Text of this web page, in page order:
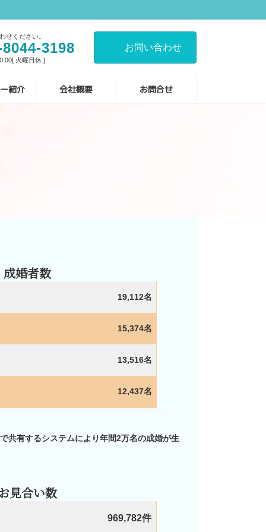
せください。
3198
火曜日休 ]
お問い合わせ
紹介 会社概要 お問合せ
成婚者数
19,112名
15,374名
13,516名
12,437名
共有するシステムにより年間2万名の成婚が生
見合い数
969,782件